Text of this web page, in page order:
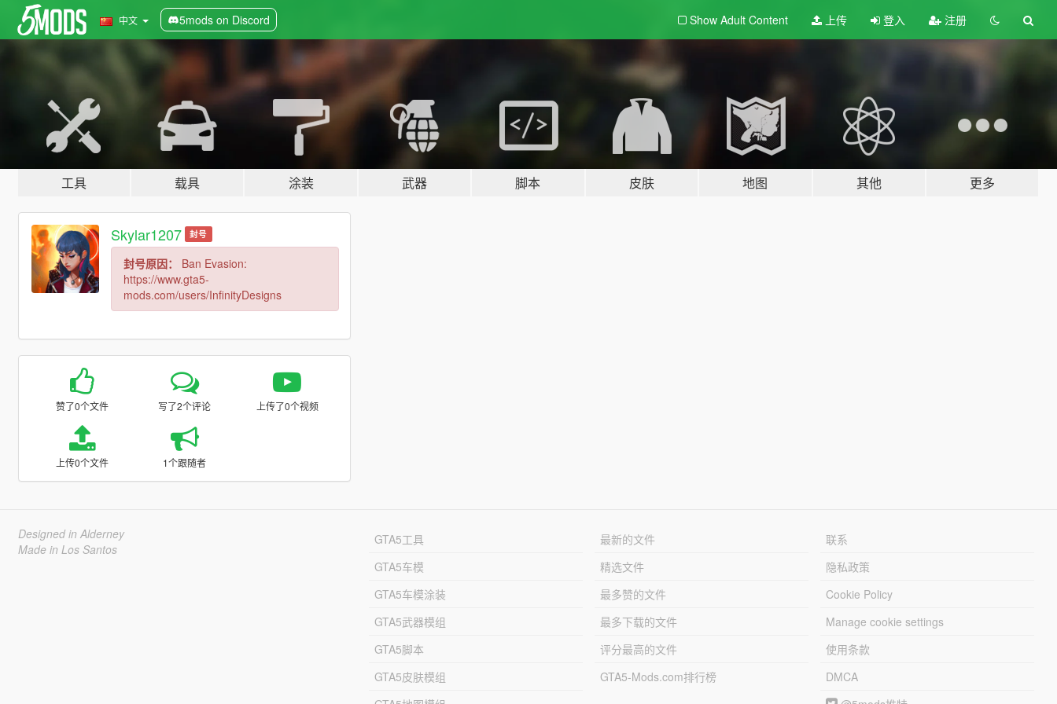
中文 5mods on Discord Show Adult Content 上传 登入 注册
工具 载具 涂装 武器 脚本 皮肤 地图 其他 更多
Skylar1207 封号
封号原因：
Ban Evasion:
https://www.gta5-
mods.com/users/InfinityDesigns
赞了0个文件 写了2个评论 上传了0个视频
上传0个文件 1个跟随者
Designed in Alderney
Made in Los Santos
GTA5工具
GTA5车模
GTA5车模涂装
GTA5武器模组
GTA5脚本
GTA5皮肤模组
最新的文件
精选文件
最多赞的文件
最多下载的文件
评分最高的文件
GTA5-Mods.com排行榜
联系
隐私政策
Cookie Policy
Manage cookie settings
使用条款
DMCA